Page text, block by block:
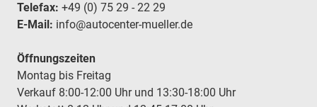
Telefax: +49 (0) 75 29 - 22 29
E-Mail: info@autocenter-mueller.de
Öffnungszeiten
Montag bis Freitag
Verkauf 8:00-12:00 Uhr und 13:30-18:00 Uhr